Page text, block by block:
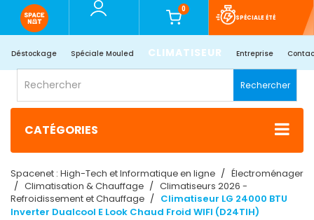
0
SPÉCIALE ÉTÉ
Déstockage Spéciale Mouled CLIMATISEUR Entreprise
Rechercher
CATÉGORIES
Spacenet : High-Tech et Informatique en ligne
Électroménager
Climatisation & Chauffage
Climatiseurs 2026 -
Refroidissement et Chauffage
Climatiseur LG 24000 BTU
Inverter Dualcool E Look Chaud Froid WIFI (D24TIH)